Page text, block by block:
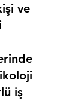
ve
iş